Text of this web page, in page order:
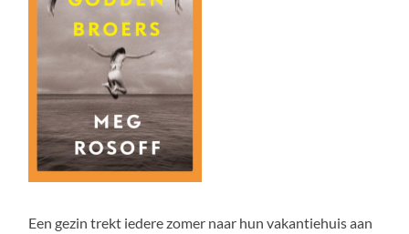
Een gezin trekt iedere zomer naar hun vakantiehuis aan